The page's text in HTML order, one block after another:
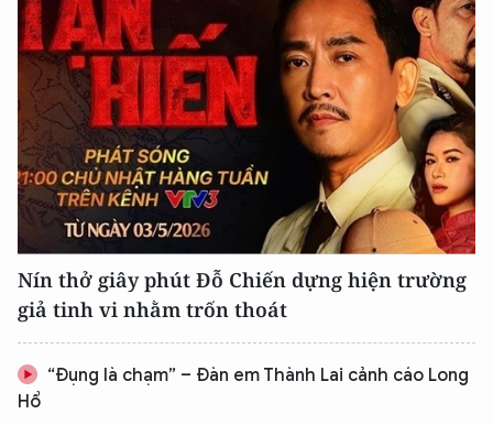
Nín thở giây phút Đỗ Chiến dựng hiện trường
giả tinh vi nhằm trốn thoát
“Đụng là chạm” – Đàn em Thành Lai cảnh cáo Long
Hổ